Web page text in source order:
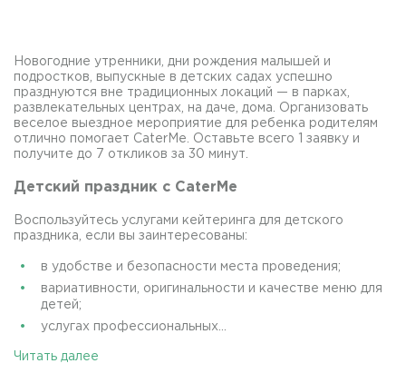
Новогодние утренники, дни рождения малышей и
подростков, выпускные в детских садах успешно
празднуются вне традиционных локаций — в парках,
развлекательных центрах, на даче, дома. Организовать
веселое выездное мероприятие для ребенка родителям
отлично помогает CaterMe. Оставьте всего 1 заявку и
получите до 7 откликов за 30 минут.
Детский праздник с CaterMe
Воспользуйтесь услугами кейтеринга для детского
праздника, если вы заинтересованы:
в удобстве и безопасности места проведения;
вариативности, оригинальности и качестве меню для
детей;
услугах профессиональных...
Читать далее